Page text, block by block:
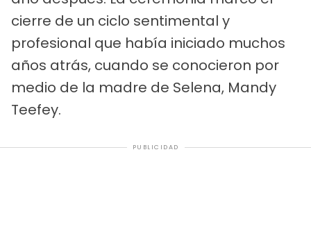
cierre de un ciclo sentimental y
profesional que había iniciado muchos
años atrás, cuando se conocieron por
medio de la madre de Selena, Mandy
Teefey.
PUBLICIDAD